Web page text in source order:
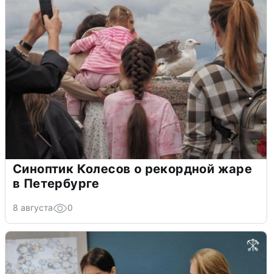
Синоптик Колесов о рекордной жаре
в Петербурге
8 августа 0